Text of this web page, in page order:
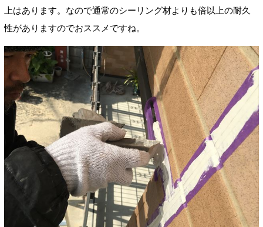
上はあります。なので通常のシーリング材よりも倍以上の耐久
性がありますのでおススメですね。